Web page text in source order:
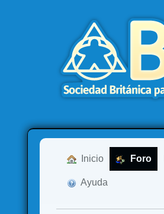
Inicio Foro
Ayuda